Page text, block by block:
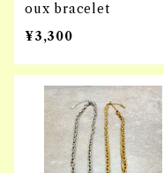
oux bracelet
¥3,300